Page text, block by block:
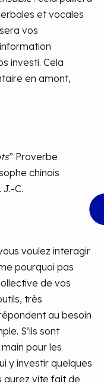
et vocales
vos
investi. Cela
en amont,
” Proverbe
chinois
C.
voulez interagir
pourquoi pas
de vos
très
au besoin
S’ils sont
pour les
y investir quelques
aurez vite fait de